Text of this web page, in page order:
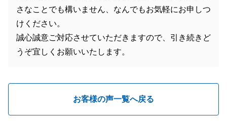
さなことでも構いません、なんでもお気軽にお申しつ
けください。
誠心誠意ご対応させていただきますので、引き続きど
うぞ宜しくお願いいたします。
お客様の声一覧へ戻る